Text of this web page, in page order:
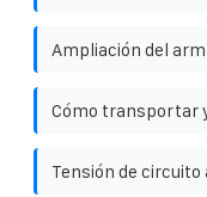
Ampliación del
Cómo transportar
Tensión de